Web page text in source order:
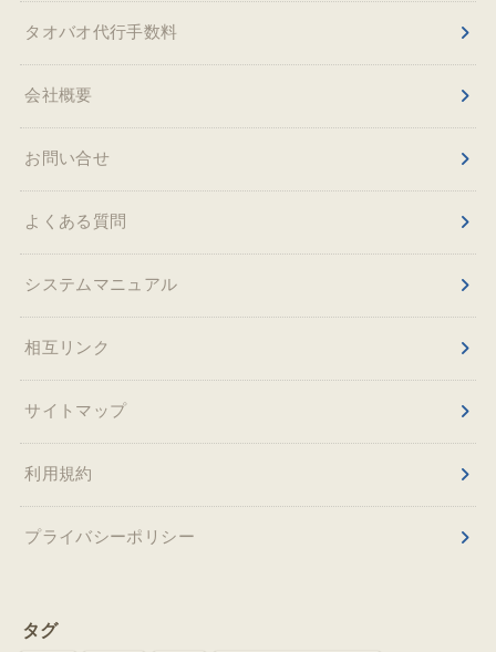
タオバオ代行手数料
会社概要
お問い合せ
よくある質問
システムマニュアル
相互リンク
サイトマップ
利用規約
プライバシーポリシー
タグ